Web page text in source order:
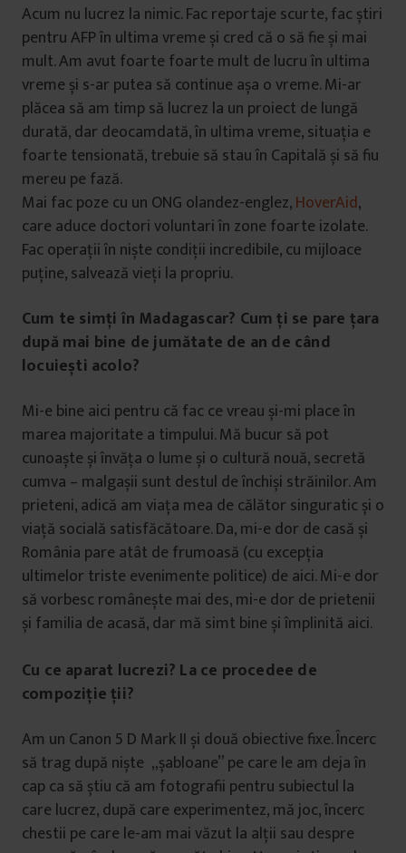
Acum nu lucrez la nimic. Fac reportaje scurte, fac știri
pentru AFP în ultima vreme și cred că o să fie și mai
mult. Am avut foarte foarte mult de lucru în ultima
vreme și s-ar putea să continue așa o vreme. Mi-ar
plăcea să am timp să lucrez la un proiect de lungă
durată, dar deocamdată, în ultima vreme, situația e
foarte tensionată, trebuie să stau în Capitală și să fiu
mereu pe fază.
Mai fac poze cu un ONG olandez-englez,HoverAid,
care aduce doctori voluntari în zone foarte izolate.
Fac operații în niște condiții incredibile, cu mijloace
puține, salvează vieți la propriu.
Cum te simți în Madagascar? Cum ți se pare țara
după mai bine de jumătate de an de când
locuiești acolo?
Mi-e bine aici pentru că fac ce vreau și-mi place în
marea majoritate a timpului. Mă bucur să pot
cunoaște și învăța o lume și o cultură nouă, secretă
cumva – malgașii sunt destul de închiși străinilor. Am
prieteni, adică am viața mea de călător singuratic și o
viață socială satisfăcătoare. Da, mi-e dor de casă și
România pare atât de frumoasă (cu excepția
ultimelor triste evenimente politice) de aici. Mi-e dor
să vorbesc românește mai des, mi-e dor de prietenii
și familia de acasă, dar mă simt bine și împlinită aici.
Cu ce aparat lucrezi? La ce procedee de
compoziție ții?
Am un Canon 5 D Mark II și două obiective fixe. Încerc
să trag după niște „șabloane” pe care le am deja în
cap ca să știu că am fotografii pentru subiectul la
care lucrez, după care experimentez, mă joc, încerc
chestii pe care le-am mai văzut la alții sau despre